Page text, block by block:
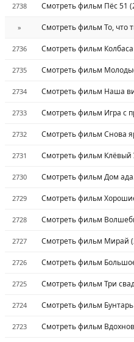
2738 Смотреть фильм Пёс 51
» Смотреть фильм То, что
2736 Смотреть фильм
2735 Смотреть фильм
2734 Смотреть фильм Наша
2733 Смотреть фильм Игра с
2732 Смотреть фильм Снова
2731 Смотреть фильм Клёвый
2730 Смотреть фильм Дом
2729 Смотреть фильм
2728 Смотреть фильм
2727 Смотреть фильм Мирай
2726 Смотреть фильм
2725 Смотреть фильм Три
2724 Смотреть фильм
2723 Смотреть фильм